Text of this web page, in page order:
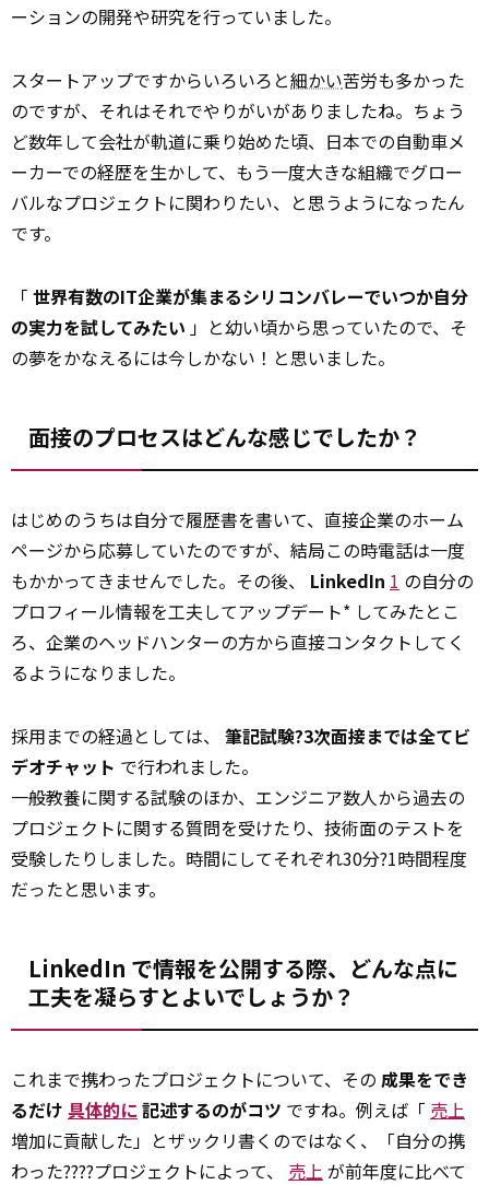
ーションの開発や研究を行っていました。
スタートアップですからいろいろと細かい苦労も多かった
のですが、それはそれでやりがいがありましたね。ちょう
ど数年して会社が軌道に乗り始めた頃、日本での自動車メ
ーカーでの経歴を生かして、もう一度大きな組織でグロー
バルなプロジェクトに関わりたい、と思うようになったん
です。
「 世界有数のIT企業が集まるシリコンバレーでいつか自分
の実力を試してみたい 」と幼い頃から思っていたので、そ
の夢をかなえるには今しかない！と思いました。
面接のプロセスはどんな感じでしたか？
はじめのうちは自分で履歴書を書いて、直接企業のホーム
ページから応募していたのですが、結局この時電話は一度
もかかってきませんでした。その後、 LinkedIn 1 の自分の
プロフィール情報を工夫してアップデート* してみたとこ
ろ、企業のヘッドハンターの方から直接コンタクトしてく
るようになりました。
採用までの経過としては、 筆記試験?3次面接までは全てビ
デオチャット で行われました。
一般教養に関する試験のほか、エンジニア数人から過去の
プロジェクトに関する質問を受けたり、技術面のテストを
受験したりしました。時間にしてそれぞれ30分?1時間程度
だったと思います。
LinkedIn で情報を公開する際、どんな点に
工夫を凝らすとよいでしょうか？
これまで携わったプロジェクトについて、その 成果をでき
るだけ 具体的に記述するのがコツ ですね。例えば「 売上
増加に貢献した」とザックリ書くのではなく、「自分の携
わった????プロジェクトによって、 売上 が前年度に比べて